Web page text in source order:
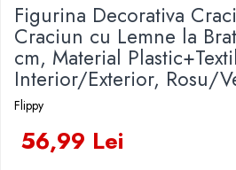
Lumanari
Maturi, Perii, Mopuri si Galeti
Perne Voiaj, Paturi si Textile
Produse Curatenie
Produse ingrijire incaltaminte
Radiatoare si Seminee electrice
Steaguri
Costume si Deghizare
Fete Masa si Perdele Franjurate
Lumanari si Toppere
Pompe Baloane
Seturi si Arcade Baloane
Tematica Nunta
Figurina Decorativa
Craciun cu Lemne la
cm, Material
Interior/Exterior, Rosu/
Flippy
56,99 Lei